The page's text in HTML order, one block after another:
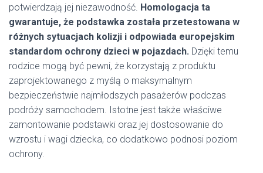
potwierdzają jej niezawodność. Homologacja ta
gwarantuje, że podstawka została przetestowana w
różnych sytuacjach kolizji i odpowiada europejskim
standardom ochrony dzieci w pojazdach. Dzięki temu
rodzice mogą być pewni, że korzystają z produktu
zaprojektowanego z myślą o maksymalnym
bezpieczeństwie najmłodszych pasażerów podczas
podróży samochodem. Istotne jest także właściwe
zamontowanie podstawki oraz jej dostosowanie do
wzrostu i wagi dziecka, co dodatkowo podnosi poziom
ochrony.